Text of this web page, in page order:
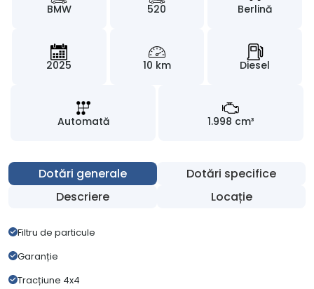
BMW 520 Berlină
2025 10 km Diesel
Automată 1.998 cm³
Dotări generale
Dotări specifice
Descriere
Locație
Filtru de particule
Garanție
Tracțiune 4x4